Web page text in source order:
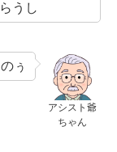
うし
アシスト爺
ちゃん
ぅ